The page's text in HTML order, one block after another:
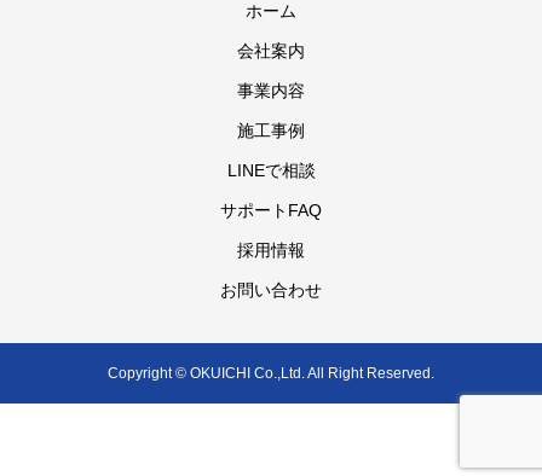
ホーム
会社案内
事業内容
施工事例
LINEで相談
サポートFAQ
採用情報
お問い合わせ
Copyright © OKUICHI Co.,Ltd. All Right Reserved.
解体サポートFAQ